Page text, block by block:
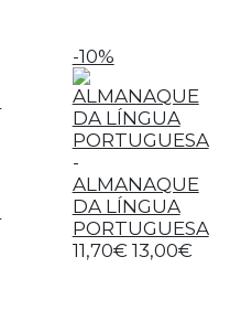
-10%
-
ALMANAQUE
DA LÍNGUA
PORTUGUESA
11,70€ 13,00€